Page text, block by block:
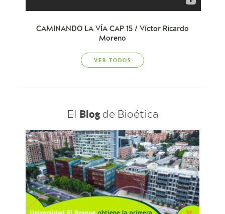
CAMINANDO LA VÍA CAP 15 / Víctor Ricardo
Moreno
VER TODOS
El Blogde Bioética